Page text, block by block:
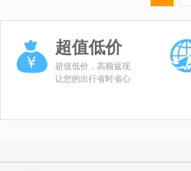
超值低价
超值低价，高额返现
让您的出行省时省心